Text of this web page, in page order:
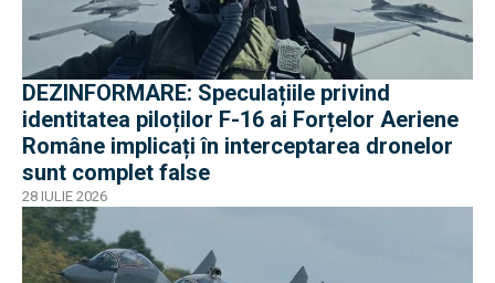
DEZINFORMARE: Speculațiile privind
identitatea piloților F-16 ai Forțelor Aeriene
Române implicați în interceptarea dronelor
sunt complet false
28 IULIE 2026